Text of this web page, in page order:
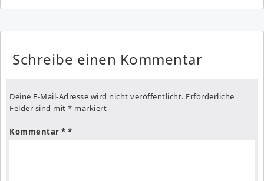
Schreibe einen Kommentar
Deine E-Mail-Adresse wird nicht veröffentlicht. Erforderliche
Felder sind mit * markiert
Kommentar *